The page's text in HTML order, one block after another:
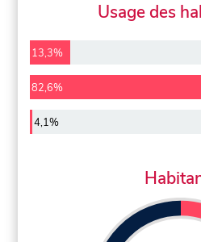
Usage des
13,3%
82,6%
4,1%